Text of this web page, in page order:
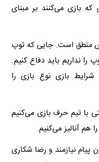
که بازی می‌کنند بر مبنای
منطق است. جایی که توپ
را نداریم باید دفاع کنیم.
بازی نوع بازی را
با تیم حرف بازی می‌کنیم
هم آنالیز می‌کنیم.
پیام نیازمند و رضا شکاری